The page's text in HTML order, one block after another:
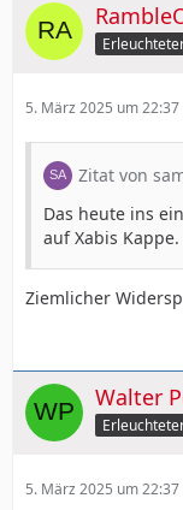
5. März 2025 um 22:37
Zitat von
Das heute ins
auf Xabis Kappe.
Ziemlicher
Walter
5. März 2025 um 22:37